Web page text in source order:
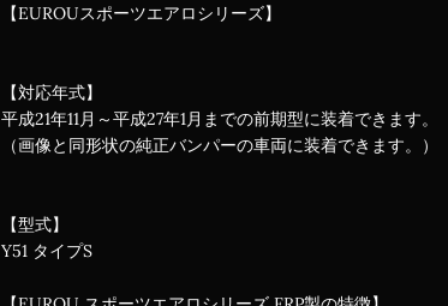
【EUROUスポーツエアロシリーズ】
【対応年式】
平成21年11月～平成27年1月までの前期型に装着できます。
（画像と同形状の純正バンパーの車両に装着できます。）
【型式】
Y51 タイプS